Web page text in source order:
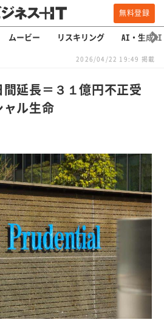
無料登録
ムービー リスキリング AI・生成AI
2026/04/22 19:49 掲載
延長＝３１億円不正受
ル生命